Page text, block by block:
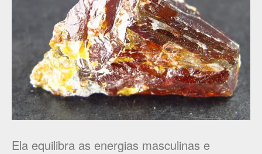
Ela equilibra as energias masculinas e